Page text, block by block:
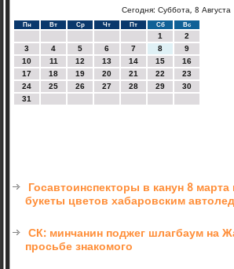
Сегодня: Суббота, 8 Августа
Пн Вт Ср Чт Пт Сб Вс
1
2
3
4 5 6 7 8
9
10
11 12 13 14 15
16
17
18 19 20 21 22
23
24
25 26 27 28 29
30
31
Госавтоинспекторы в канун 8 марта
букеты цветов хабаровским
СК: минчанин поджег шлагбаум на
просьбе знакомого